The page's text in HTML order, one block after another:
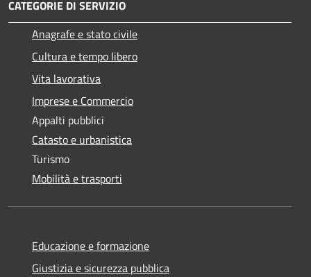
CATEGORIE DI SERVIZIO
Anagrafe e stato civile
Cultura e tempo libero
Vita lavorativa
Imprese e Commercio
Appalti pubblici
Catasto e urbanistica
Turismo
Mobilità e trasporti
Educazione e formazione
Giustizia e sicurezza pubblica